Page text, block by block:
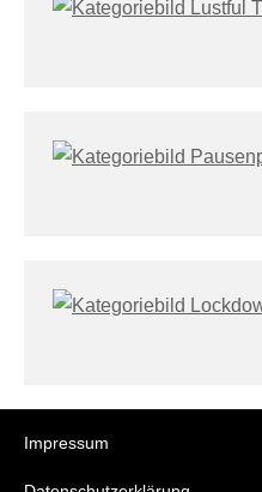
Impressum